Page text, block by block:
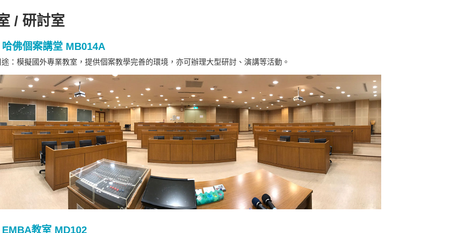
/ 研討室
佛個案講堂 MB014A
：模擬國外專業教室，提供個案教學完善的環境，亦可辦理大型研討、演講等活動。
教室 MD102